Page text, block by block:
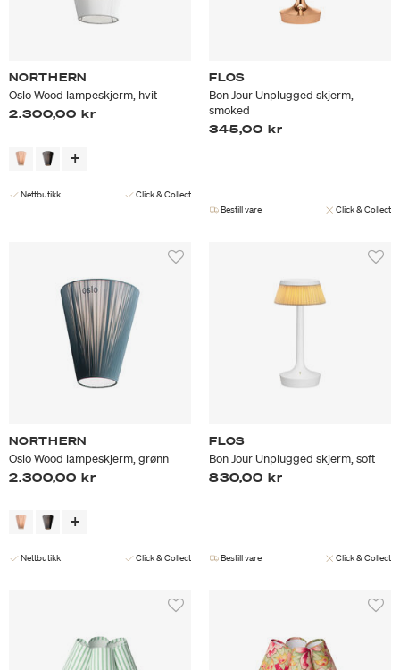
NORTHERN
Oslo Wood lampeskjerm, hvit
2.300,00 kr
Nettbutikk Click & Collect
FLOS
Bon Jour Unplugged skjerm,
smoked
345,00 kr
Bestill vare Click & Collect
NORTHERN
Oslo Wood lampeskjerm, grønn
2.300,00 kr
Nettbutikk Click & Collect
FLOS
Bon Jour Unplugged skjerm, soft
830,00 kr
Bestill vare Click & Collect